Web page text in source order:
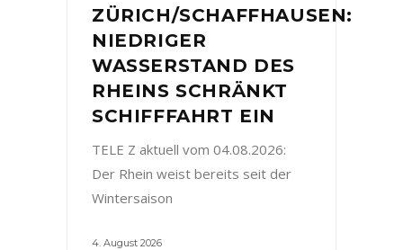
ZÜRICH/SCHAFFHAUSEN:
NIEDRIGER
WASSERSTAND DES
RHEINS SCHRÄNKT
SCHIFFFAHRT EIN
TELE Z aktuell vom 04.08.2026:
Der Rhein weist bereits seit der
Wintersaison
4. August 2026